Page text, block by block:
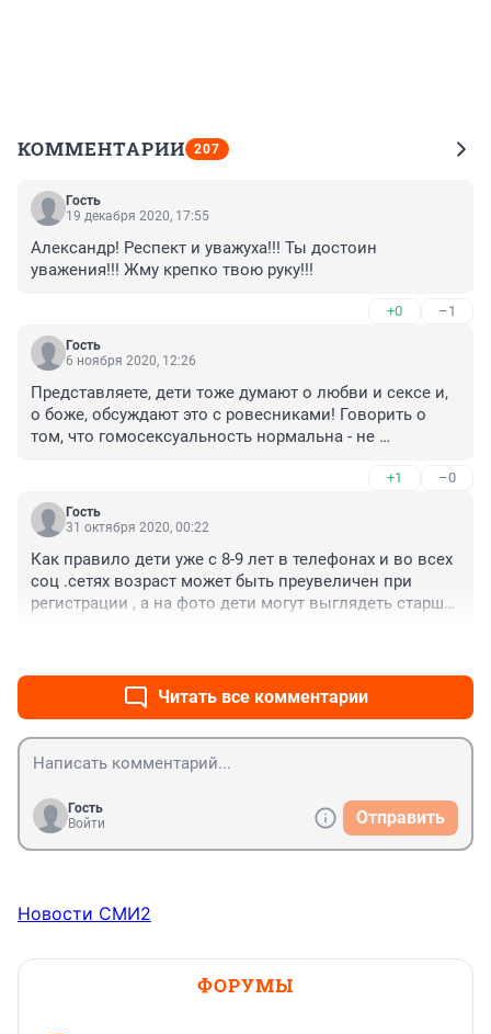
КОММЕНТАРИИ 207
Гость
19 декабря 2020, 17:55
Александр! Респект и уважуха!!! Ты достоин
уважения!!! Жму крепко твою руку!!!
+0 –1
Гость
6 ноября 2020, 12:26
Представляете, дети тоже думают о любви и сексе и,
о боже, обсуждают это с ровесниками! Говорить о
том, что гомосексуальность нормальна - не
+1 –0
Гость
31 октября 2020, 00:22
Как правило дети уже с 8-9 лет в телефонах и во всех
соц .сетях возраст может быть преувеличен при
регистрации , а на фото дети могут выглядеть старше
воспитания , недопонимания ,ограничения родителей
или недостатка внимания . Думаю нужно наказывать
людей ,которые создают такие группы .
Читать все комментарии
Гость
Войти
Отправить
Новости СМИ2
ФОРУМЫ